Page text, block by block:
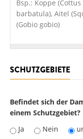
SCHUTZGEBIETE
Befindet sich der
einem Schutzgebiet?
Ja
Nein